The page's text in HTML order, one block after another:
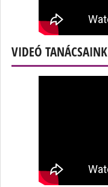
VIDEÓ TANÁCSAINK